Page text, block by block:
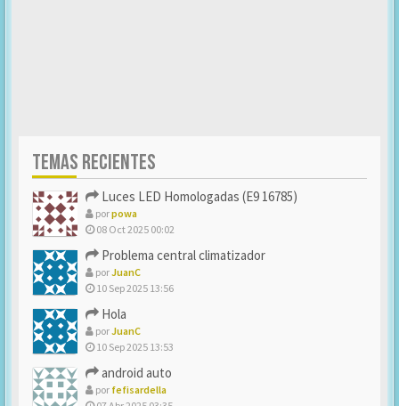
TEMAS RECIENTES
Luces LED Homologadas (E9 16785)
porpowa
08 Oct 2025 00:02
Problema central climatizador
porJuanC
10 Sep 2025 13:56
Hola
porJuanC
10 Sep 2025 13:53
android auto
por fefisardella